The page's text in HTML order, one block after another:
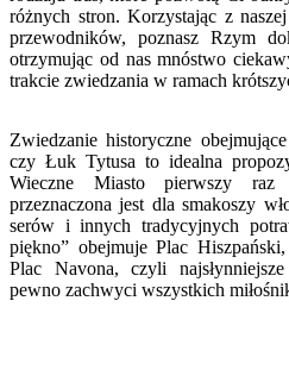
różnych stron. Korzystając z
przewodników, poznasz Rzym
otrzymując od nas mnóstwo
trakcie zwiedzania w ramach
Zwiedzanie historyczne
czy Łuk Tytusa to idealna
Wieczne Miasto pierwszy
przeznaczona jest dla smakoszy
serów i innych tradycyjnych
piękno” obejmuje Plac
Plac Navona, czyli
pewno zachwyci wszystkich